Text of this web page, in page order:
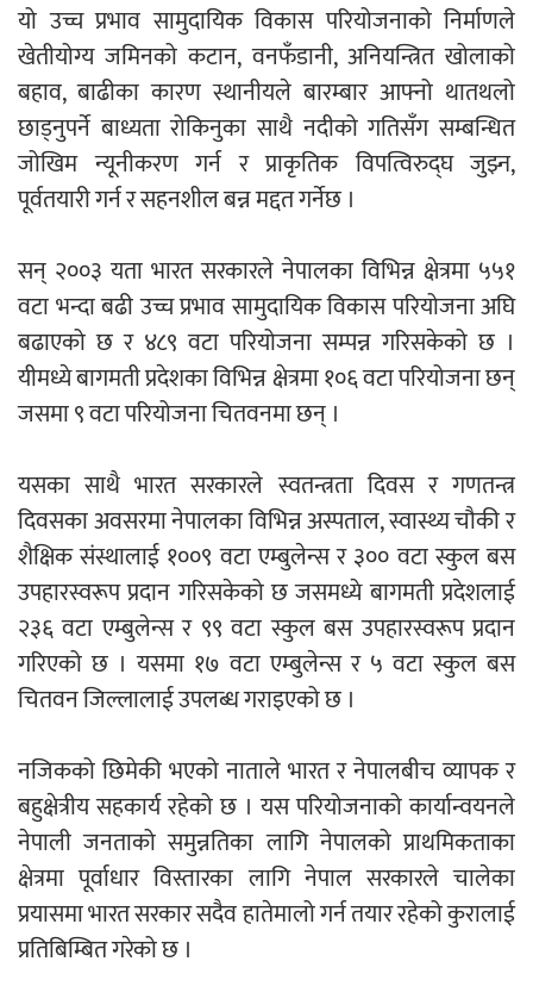
यो उच्च प्रभाव सामुदायिक विकास परियोजनाको निर्माणले
खेतीयोग्य जमिनको कटान, वनफँडानी, अनियन्त्रित खोलाको
बहाव, बाढीका कारण स्थानीयले बारम्बार आफ्नो थातथलो
छाड्नुपर्ने बाध्यता रोकिनुका साथै नदीको गतिसँग सम्बन्धित
जोखिम न्यूनीकरण गर्न र प्राकृतिक विपत्विरुद्घ जुझ्न,
पूर्वतयारी गर्न र सहनशील बन्न मद्दत गर्नेछ ।
सन् २००३ यता भारत सरकारले नेपालका विभिन्न क्षेत्रमा ५५१
वटा भन्दा बढी उच्च प्रभाव सामुदायिक विकास परियोजना अघि
बढाएको छ र ४८९ वटा परियोजना सम्पन्न गरिसकेको छ ।
यीमध्ये बागमती प्रदेशका विभिन्न क्षेत्रमा १०६ वटा परियोजना छन्
जसमा ९ वटा परियोजना चितवनमा छन् ।
यसका साथै भारत सरकारले स्वतन्त्रता दिवस र गणतन्त्र
दिवसका अवसरमा नेपालका विभिन्न अस्पताल, स्वास्थ्य चौकी र
शैक्षिक संस्थालाई १००९ वटा एम्बुलेन्स र ३०० वटा स्कुल बस
उपहारस्वरूप प्रदान गरिसकेको छ जसमध्ये बागमती प्रदेशलाई
२३६ वटा एम्बुलेन्स र ९९ वटा स्कुल बस उपहारस्वरूप प्रदान
गरिएको छ । यसमा १७ वटा एम्बुलेन्स र ५ वटा स्कुल बस
चितवन जिल्लालाई उपलब्ध गराइएको छ ।
नजिकको छिमेकी भएको नाताले भारत र नेपालबीच व्यापक र
बहुक्षेत्रीय सहकार्य रहेको छ । यस परियोजनाको कार्यान्वयनले
नेपाली जनताको समुन्नतिका लागि नेपालको प्राथमिकताका
क्षेत्रमा पूर्वाधार विस्तारका लागि नेपाल सरकारले चालेका
प्रयासमा भारत सरकार सदैव हातेमालो गर्न तयार रहेको कुरालाई
प्रतिबिम्बित गरेको छ ।